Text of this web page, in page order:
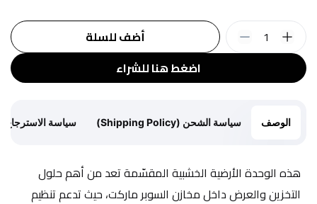
اضغط هنا للشراء
أضف للسلة 1
الوصف سياسة الشحن (Shipping Policy) سياسة الاسترجاع (Return Policy)